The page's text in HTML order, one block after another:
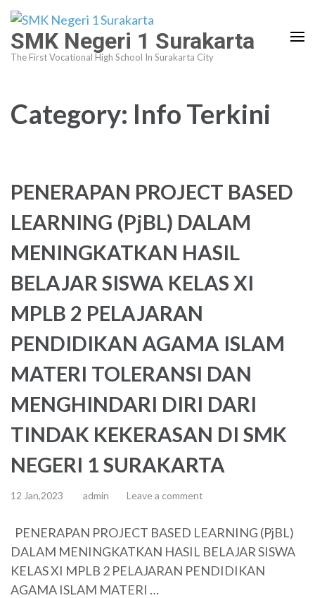
Skip
content
SMK Negeri 1 Surakarta
The First Vocational High School In Surakarta City
Category: Info Terkini
PENERAPAN PROJECT BASED
LEARNING (PjBL) DALAM
MENINGKATKAN HASIL
BELAJAR SISWA KELAS XI
MPLB 2 PELAJARAN
PENDIDIKAN AGAMA ISLAM
MATERI TOLERANSI DAN
MENGHINDARI DIRI DARI
TINDAK KEKERASAN DI SMK
NEGERI 1 SURAKARTA
12 Jan,2023 admin Leave a comment
PENERAPAN PROJECT BASED LEARNING (PjBL)
DALAM MENINGKATKAN HASIL BELAJAR SISWA
KELAS XI MPLB 2 PELAJARAN PENDIDIKAN
AGAMA ISLAM MATERI …